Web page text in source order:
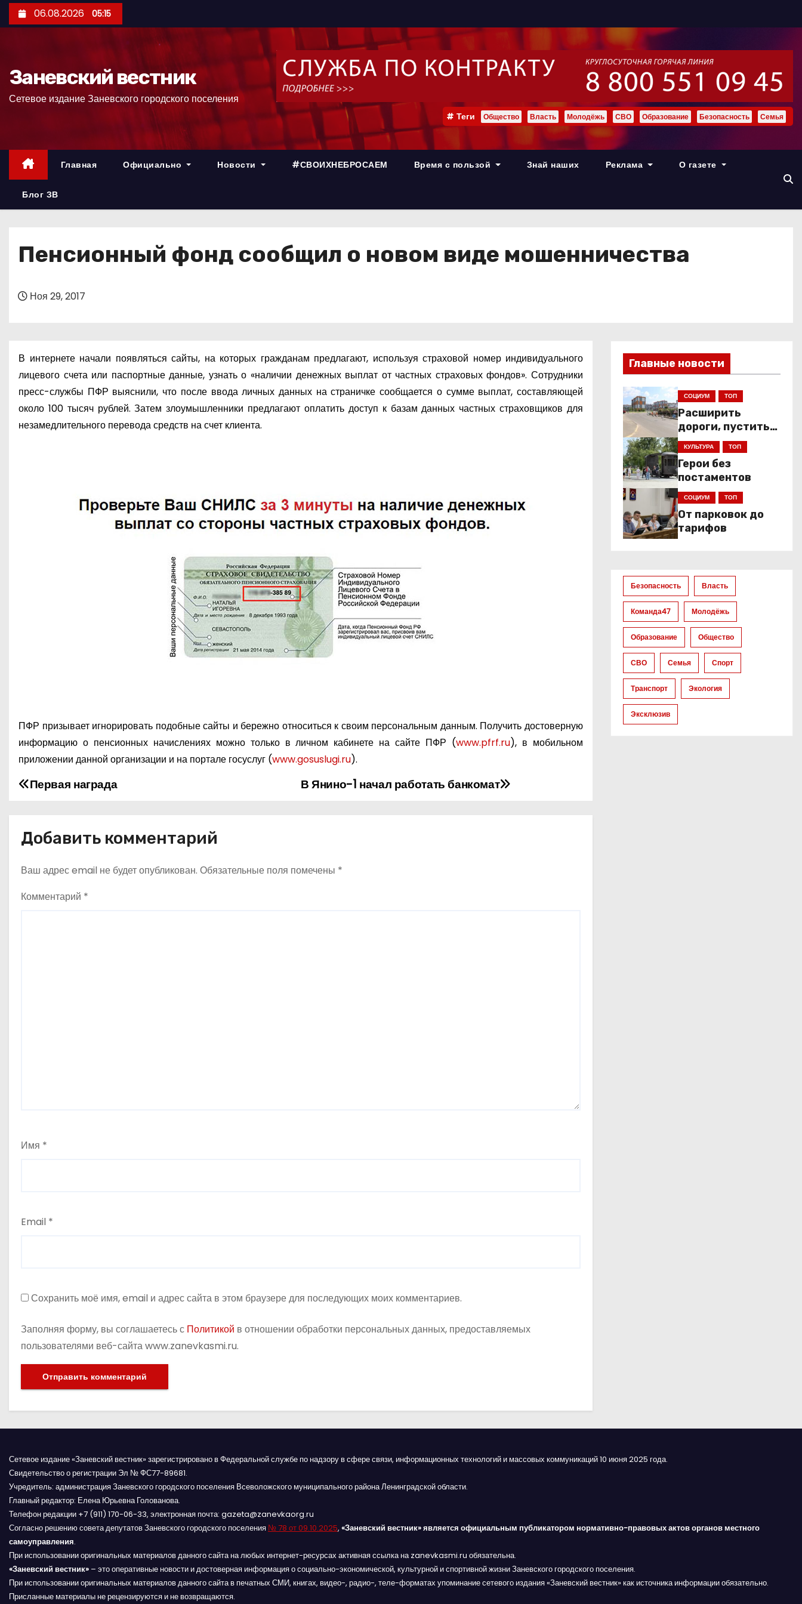
е
р
06.08.2026 05:15
Заневский вестник
Сетевое издание Заневского городского поселения
Теги Общество Власть Молодёжь СВО Образование Безопасность Семья
Главная Официально Новости #СВОИХНЕБРОСАЕМ Время с пользой Знай наших Реклама О газете
Блог ЗВ
Пенсионный фонд сообщил о новом виде мошенничества
Ноя 29, 2017
В интернете начали появляться сайты, на которых гражданам предлагают, используя страховой номер индивидуального
лицевого счета или паспортные данные, узнать о «наличии денежных выплат от частных страховых фондов». Сотрудники
пресс-службы ПФР выяснили, что после ввода личных данных на страничке сообщается о сумме выплат, составляющей
около 100 тысяч рублей. Затем злоумышленники предлагают оплатить доступ к базам данных частных страховщиков для
незамедлительного перевода средств на счет клиента.
ПФР призывает игнорировать подобные сайты и бережно относиться к своим персональным данным. Получить достоверную
информацию о пенсионных начислениях можно только в личном кабинете на сайте ПФР (www.pfrf.ru), в мобильном
приложении данной организации и на портале госуслуг (www.gosuslugi.ru).
Н
в
и
г
и
м
В Янино-1 начал работать банкомат
Первая награда
Добавить комментарий
Ваш адрес email не будет опубликован. Обязательные поля помечены *
Комментарий *
Имя *
Email *
Сохранить моё имя, email и адрес сайта в этом браузере для последующих моих комментариев.
Заполняя форму, вы соглашаетесь с Политикой в отношении обработки персональных данных, предоставляемых
пользователями веб-сайта www.zanevkasmi.ru.
Главные новости
СОЦИУМ ТОП
Расширить
дороги, пустить
низкопольники
КУЛЬТУРА ТОП
Герои без
постаментов
СОЦИУМ ТОП
От парковок до
тарифов
Безопасность Власть
Команда47 Молодёжь
Образование Общество
СВО Семья Спорт
Транспорт Экология
Эксклюзив
Сетевое издание «Заневский вестник» зарегистрировано в Федеральной службе по надзору в сфере связи, информационных технологий и массовых коммуникаций 10 июня 2025 года.
Свидетельство о регистрации Эл № ФС77-89681.
Учредитель: администрация Заневского городского поселения Всеволожского муниципального района Ленинградской области.
Главный редактор: Елена Юрьевна Голованова.
Телефон редакции +7 (911) 170-06-33, электронная почта: gazeta@zanevkaorg.ru
Согласно решению совета депутатов Заневского городского поселения № 78 от 09.10.2025, «Заневский вестник» является официальным публикатором нормативно-правовых актов органов местного
самоуправления.
При использовании оригинальных материалов данного сайта на любых интернет-ресурсах активная ссылка на zanevkasmi.ru обязательна.
«Заневский вестник» – это оперативные новости и достоверная информация о социально-экономической, культурной и спортивной жизни Заневского городского поселения.
При использовании оригинальных материалов данного сайта в печатных СМИ, книгах, видео-, радио-, теле-форматах упоминание сетевого издания «Заневский вестник» как источника информации обязательно.
Присланные материалы не рецензируются и не возвращаются.